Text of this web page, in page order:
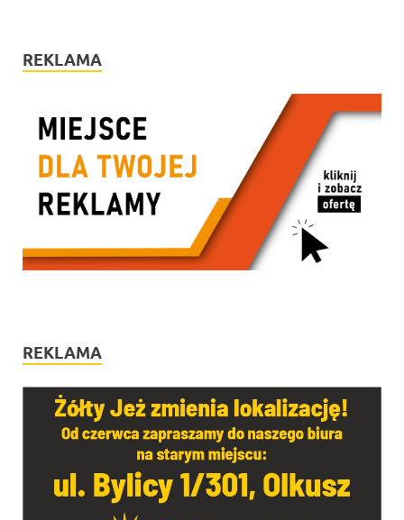
REKLAMA
REKLAMA